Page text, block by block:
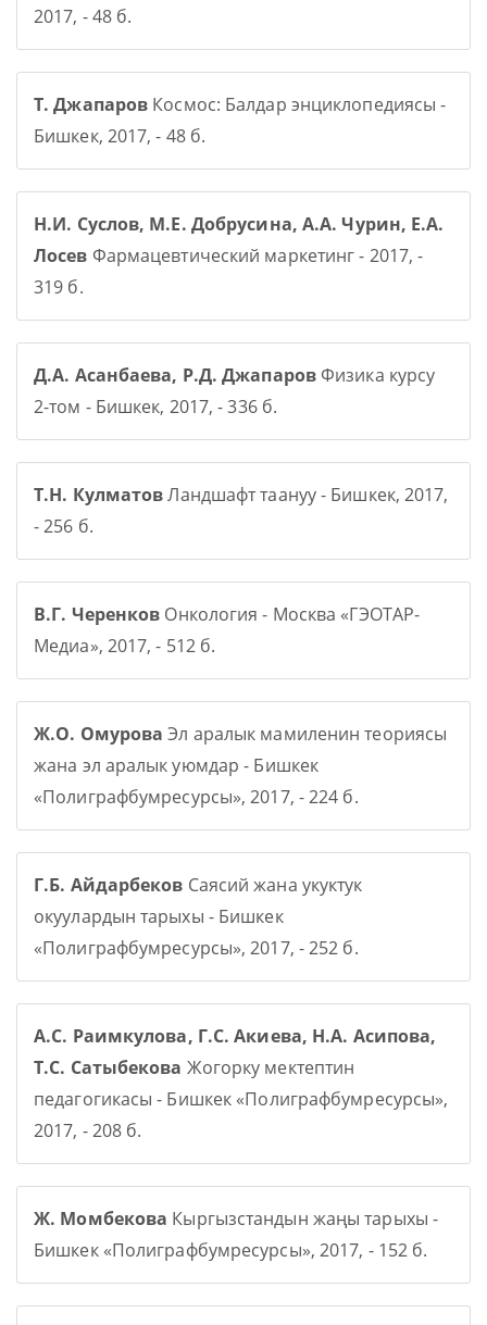
2017, - 48 б.
Т. Джапаров Космос: Балдар энциклопедиясы -
Бишкек, 2017, - 48 б.
Н.И. Суслов, М.Е. Добрусина, А.А. Чурин, Е.А.
Лосев Фармацевтический маркетинг - 2017, -
319 б.
Д.А. Асанбаева, Р.Д. ДжапаровФизика курсу
2-том - Бишкек, 2017, - 336 б.
Т.Н. КулматовЛандшафт таануу - Бишкек, 2017,
- 256 б.
В.Г. Черенков Онкология - Москва «ГЭОТАР-
Медиа», 2017, - 512 б.
Ж.О. Омурова Эл аралык мамиленин теориясы
жана эл аралык уюмдар - Бишкек
«Полиграфбумресурсы», 2017, - 224 б.
Г.Б. Айдарбеков Саясий жана укуктук
окуулардын тарыхы - Бишкек
«Полиграфбумресурсы», 2017, - 252 б.
А.С. Раимкулова, Г.С. Акиева, Н.А. Асипова,
Т.С. Сатыбекова Жогорку мектептин
педагогикасы - Бишкек «Полиграфбумресурсы»,
2017, - 208 б.
Ж. Момбекова Кыргызстандын жаңы тарыхы -
Бишкек «Полиграфбумресурсы», 2017, - 152 б.